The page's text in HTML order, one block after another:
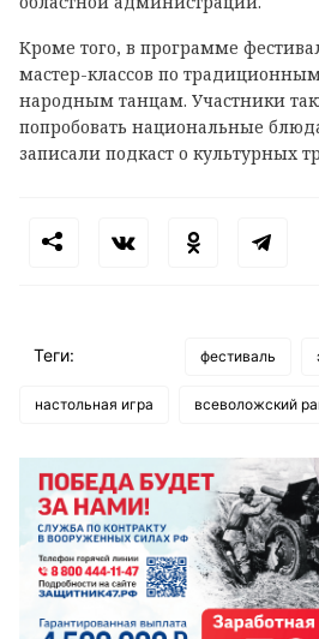
Кроме того, в программе
мастер-классов по
народным танцам. Участники
попробовать национальные
записали подкаст о культурных
Теги: фестиваль
настольная игра всеволожский